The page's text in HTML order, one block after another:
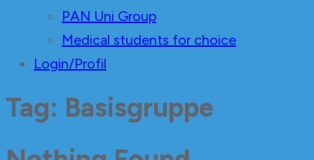
PAN Uni Group
Medical students for choice
Login/Profil
Tag: Basisgruppe